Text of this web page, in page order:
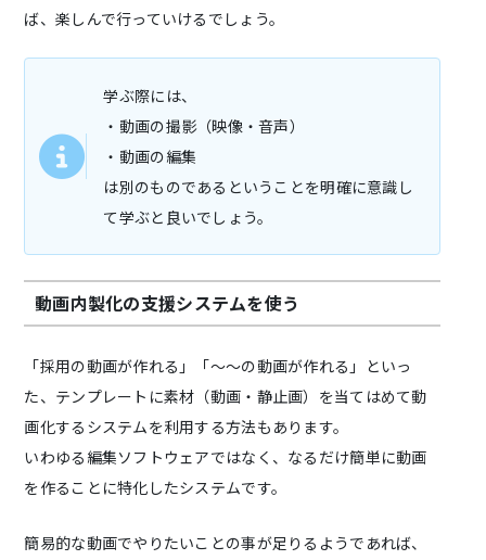
ば、楽しんで行っていけるでしょう。
学ぶ際には、
・動画の撮影（映像・音声）
・動画の編集
は別のものであるということを明確に意識し
て学ぶと良いでしょう。
動画内製化の支援システムを使う
「採用の動画が作れる」「～～の動画が作れる」といっ
た、テンプレートに素材（動画・静止画）を当てはめて動
画化するシステムを利用する方法もあります。
いわゆる編集ソフトウェアではなく、なるだけ簡単に動画
を作ることに特化したシステムです。
簡易的な動画でやりたいことの事が足りるようであれば、